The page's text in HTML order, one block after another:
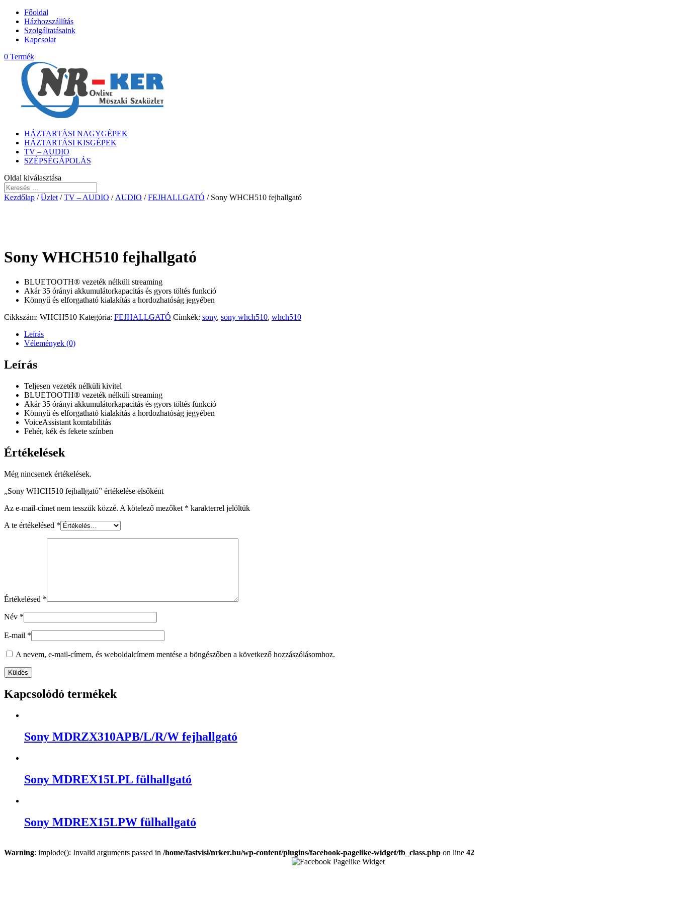
Főoldal
Házhozszállítás
Szolgáltatásaink
Kapcsolat
0 Termék
HÁZTARTÁSI NAGYGÉPEK
HÁZTARTÁSI KISGÉPEK
TV – AUDIO
SZÉPSÉGÁPOLÁS
Oldal kiválasztása
Kezdőlap /Üzlet /TV – AUDIO / AUDIO /FEJHALLGATÓ / Sony WHCH510 fejhallgató
Sony WHCH510 fejhallgató
BLUETOOTH® vezeték nélküli streaming
Akár 35 órányi akkumulátorkapacitás és gyors töltés funkció
Könnyű és elforgatható kialakítás a hordozhatóság jegyében
Cikkszám: WHCH510 Kategória: FEJHALLGATÓ Címkék: sony, sony whch510, whch510
Leírás
Vélemények (0)
Leírás
Teljesen vezeték nélküli kivitel
BLUETOOTH® vezeték nélküli streaming
Akár 35 órányi akkumulátorkapacitás és gyors töltés funkció
Könnyű és elforgatható kialakítás a hordozhatóság jegyében
VoiceAssistant komtabilitás
Fehér, kék és fekete színben
Értékelések
Még nincsenek értékelések.
„Sony WHCH510 fejhallgató” értékelése elsőként
Az e-mail-címet nem tesszük közzé. A kötelező mezőket * karakterrel jelöltük
A te értékelésed *
Értékelésed *
Név *
E-mail *
A nevem, e-mail-címem, és weboldalcímem mentése a böngészőben a következő hozzászólásomhoz.
Kapcsolódó termékek
Sony MDRZX310APB/L/R/W fejhallgató
Sony MDREX15LPL fülhallgató
Sony MDREX15LPW fülhallgató
Warning: implode(): Invalid arguments passed in /home/fastvisi/nrker.hu/wp-content/plugins/facebook-pagelike-widget/fb_class.php on line 42